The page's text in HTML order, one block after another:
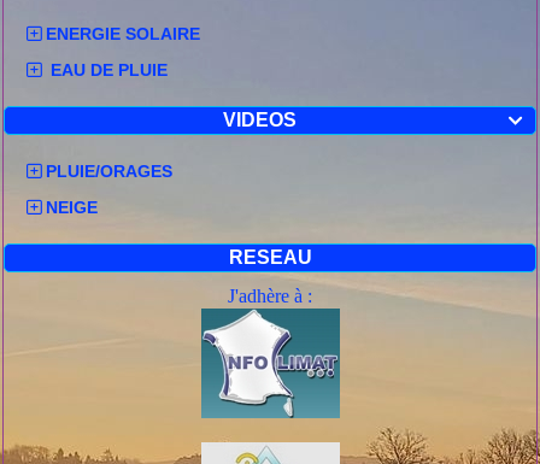
ENERGIE SOLAIRE
EAU DE PLUIE

VIDEOS
PLUIE/ORAGES
NEIGE
RESEAU
J'adhère à :